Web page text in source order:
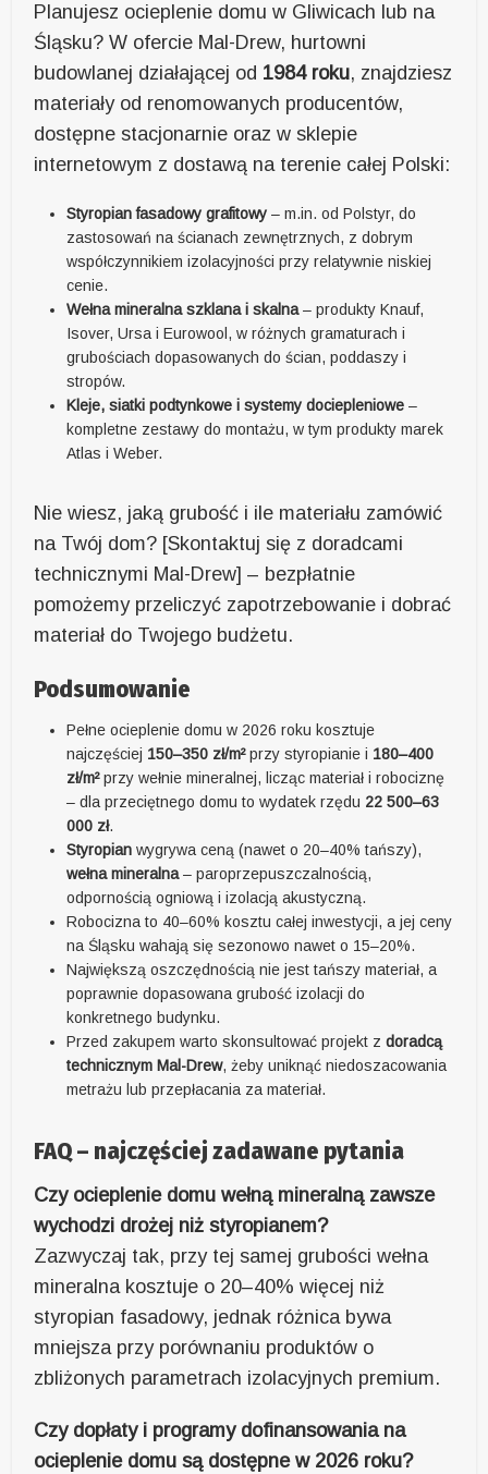
Planujesz ocieplenie domu w Gliwicach lub na
Śląsku? W ofercie Mal-Drew, hurtowni
budowlanej działającej od 1984 roku, znajdziesz
materiały od renomowanych producentów,
dostępne stacjonarnie oraz w sklepie
internetowym z dostawą na terenie całej Polski:
Styropian fasadowy grafitowy – m.in. od Polstyr, do
zastosowań na ścianach zewnętrznych, z dobrym
współczynnikiem izolacyjności przy relatywnie niskiej
cenie.
Wełna mineralna szklana i skalna– produkty Knauf,
Isover, Ursa i Eurowool, w różnych gramaturach i
grubościach dopasowanych do ścian, poddaszy i
stropów.
Kleje, siatki podtynkowe i systemy dociepleniowe –
kompletne zestawy do montażu, w tym produkty marek
Atlas i Weber.
Nie wiesz, jaką grubość i ile materiału zamówić
na Twój dom? [Skontaktuj się z doradcami
technicznymi Mal-Drew] – bezpłatnie
pomożemy przeliczyć zapotrzebowanie i dobrać
materiał do Twojego budżetu.
Podsumowanie
Pełne ocieplenie domu w 2026 roku kosztuje
najczęściej 150–350 zł/m²przy styropianie i 180–400
zł/m²przy wełnie mineralnej, licząc materiał i robociznę
– dla przeciętnego domu to wydatek rzędu 22 500–63
000 zł.
Styropian wygrywa ceną (nawet o 20–40% tańszy),
wełna mineralna– paroprzepuszczalnością,
odpornością ogniową i izolacją akustyczną.
Robocizna to 40–60% kosztu całej inwestycji, a jej ceny
na Śląsku wahają się sezonowo nawet o 15–20%.
Największą oszczędnością nie jest tańszy materiał, a
poprawnie dopasowana grubość izolacji do
konkretnego budynku.
Przed zakupem warto skonsultować projekt zdoradcą
technicznym Mal-Drew, żeby uniknąć niedoszacowania
metrażu lub przepłacania za materiał.
FAQ – najczęściej zadawane pytania
Czy ocieplenie domu wełną mineralną zawsze
wychodzi drożej niż styropianem?
Zazwyczaj tak, przy tej samej grubości wełna
mineralna kosztuje o 20–40% więcej niż
styropian fasadowy, jednak różnica bywa
mniejsza przy porównaniu produktów o
zbliżonych parametrach izolacyjnych premium.
Czy dopłaty i programy dofinansowania na
ocieplenie domu są dostępne w 2026 roku?